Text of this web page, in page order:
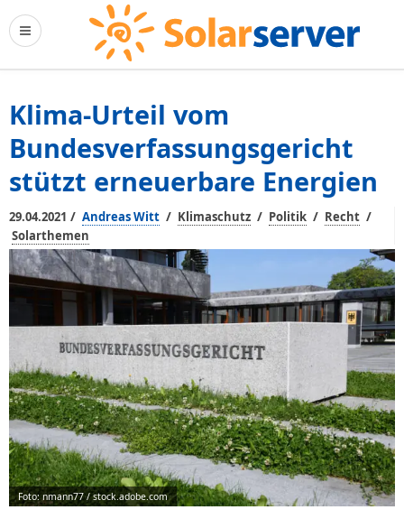
Klima-Urteil vom
Bundesverfassungsgericht
stützt erneuerbare Energien
29.04.2021 / Andreas Witt / Klimaschutz / Politik / Recht /
Solarthemen
Foto: nmann77 / stock.adobe.com